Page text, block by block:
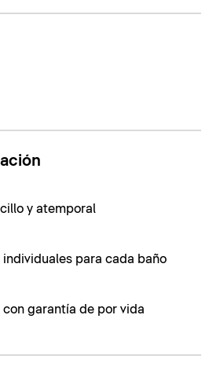
y atemporal
individuales para cada baño
garantía de por vida